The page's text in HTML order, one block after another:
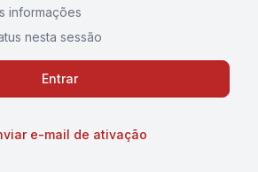
informações
nesta sessão
e-mail de ativação